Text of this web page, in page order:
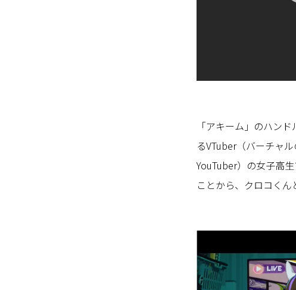
「アキーム」のハン
るVTuber（バーチャ
YouTuber）の女子高
ことから、クロコくん